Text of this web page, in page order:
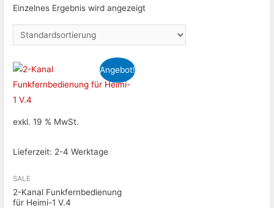
Einzelnes Ergebnis wird angezeigt
Angebot!
exkl. 19 % MwSt.
Lieferzeit: 2-4 Werktage
SALE
2-Kanal Funkfernbedienung
für Heimi-1 V.4